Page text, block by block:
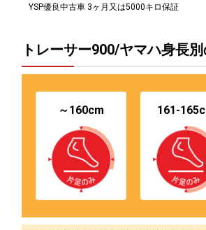
YSP優良中古車 3ヶ月又は5000キロ保証
トレーサー900/ヤマハ身長
～160cm 161-